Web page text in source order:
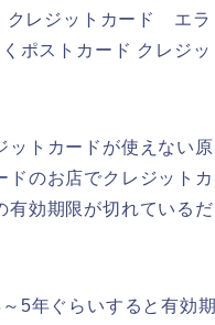
クレジットカード エラ
ポストカード クレジッ
ットカードが使えない原
ドのお店でクレジットカ
有効期限が切れているだ
5年ぐらいすると有効期